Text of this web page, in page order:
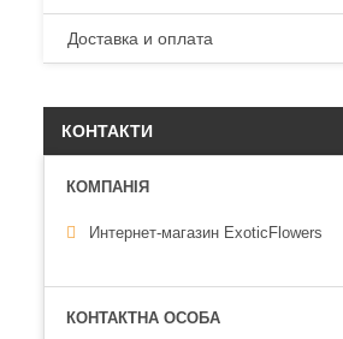
Доставка и оплата
КОНТАКТИ
Интернет-магазин ExoticFlowers